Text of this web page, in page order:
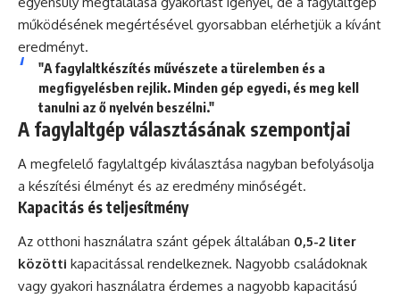
működésének megértésével gyorsabban elérhetjük a kívánt
eredményt.
"A fagylaltkészítés művészete a türelemben és a
megfigyelésben rejlik. Minden gép egyedi, és meg kell
tanulni az ő nyelvén beszélni."
A fagylaltgép választásának szempontjai
A megfelelő fagylaltgép kiválasztása nagyban befolyásolja
a készítési élményt és az eredmény minőségét.
Kapacitás és teljesítmény
Az otthoni használatra szánt gépek általában 0,5-2 liter
közötti kapacitással rendelkeznek. Nagyobb családoknak
vagy gyakori használatra érdemes a nagyobb kapacitású